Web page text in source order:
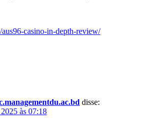
casino-in-depth-review/
disse:
às 07:18